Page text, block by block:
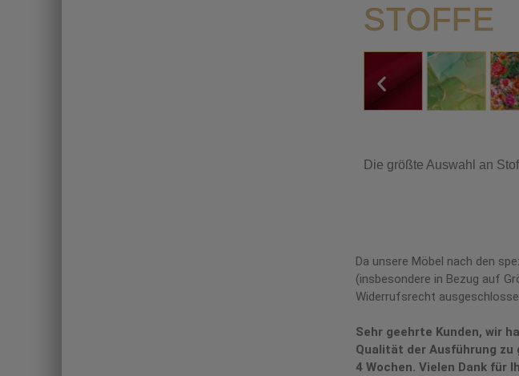
STOFFE
Die größte Auswahl an
Da unsere Möbel nach den
(insbesondere in Bezug auf
Widerrufsrecht
Sehr geehrte Kunden, wir
Qualität der Ausführung
4 Wochen. Vielen Dank für